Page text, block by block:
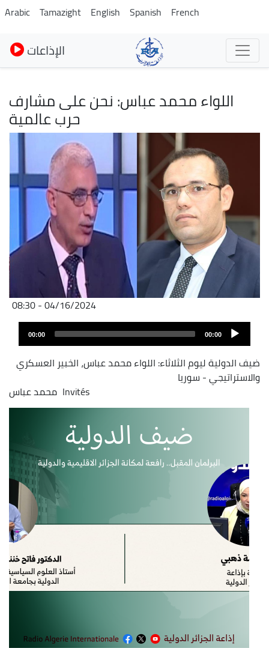
Skip
to
main
content
Arabic Tamazight English Spanish French
الإذاعات
اللواء محمد عباس: نحن على مشارف
حرب عالمية
04/16/2024 - 08:30
00:00
00:00
ضيف الدولية ليوم الثلاثاء: اللواء محمد عباس، الخبير العسكري
والاستراتيجي - سوريا
Invités محمد عباس